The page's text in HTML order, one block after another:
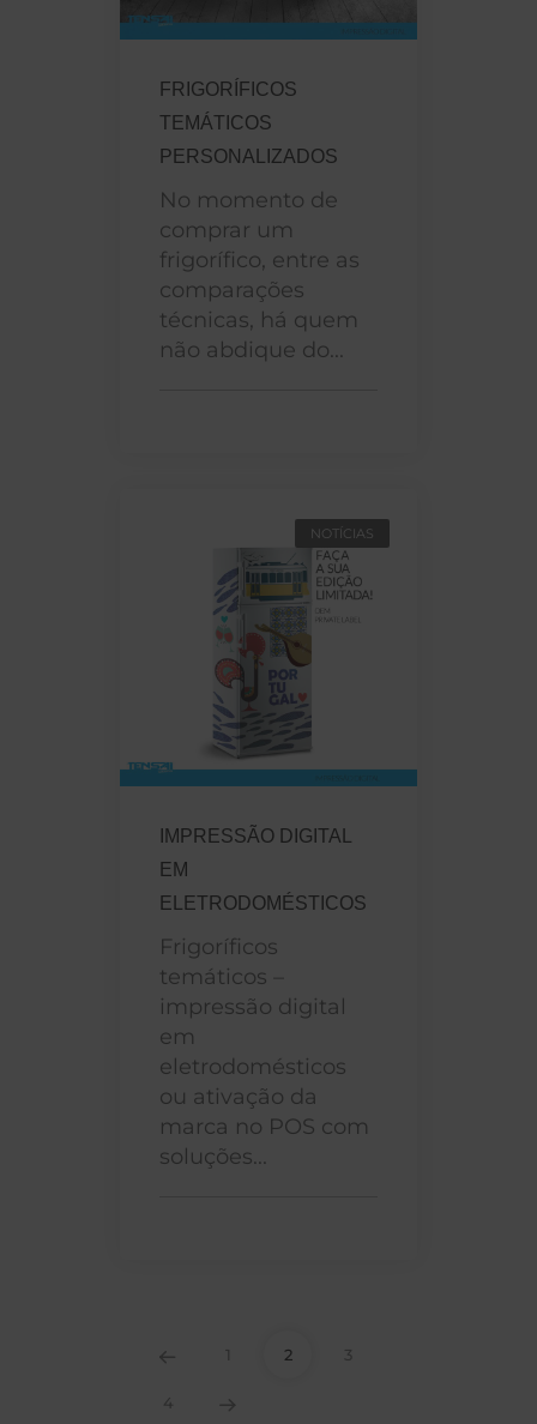
FRIGORÍFICOS
TEMÁTICOS
PERSONALIZADOS
No momento de
comprar um
frigorífico, entre as
comparações
técnicas, há quem
não abdique do...
NOTÍCIAS
IMPRESSÃO DIGITAL
EM
ELETRODOMÉSTICOS
Frigoríficos
temáticos –
impressão digital
em
eletrodomésticos
ou ativação da
marca no POS com
soluções...
1 2 3
4